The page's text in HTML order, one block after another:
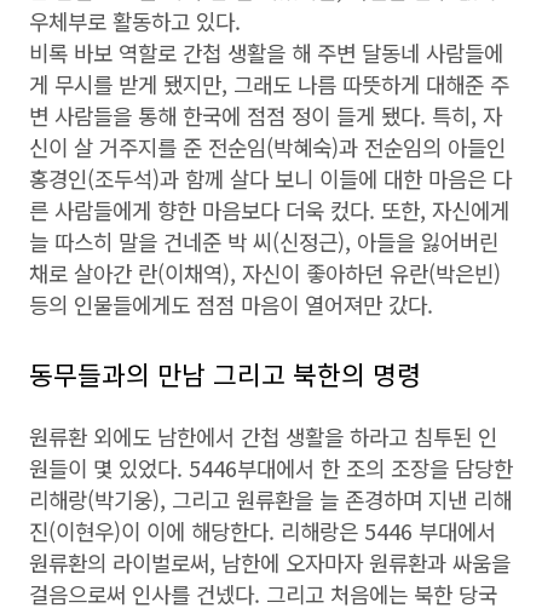
우체부로 활동하고 있다.
비록 바보 역할로 간첩 생활을 해 주변 달동네 사람들에
게 무시를 받게 됐지만, 그래도 나름 따뜻하게 대해준 주
변 사람들을 통해 한국에 점점 정이 들게 됐다. 특히, 자
신이 살 거주지를 준 전순임(박혜숙)과 전순임의 아들인
홍경인(조두석)과 함께 살다 보니 이들에 대한 마음은 다
른 사람들에게 향한 마음보다 더욱 컸다. 또한, 자신에게
늘 따스히 말을 건네준 박 씨(신정근), 아들을 잃어버린
채로 살아간 란(이채역), 자신이 좋아하던 유란(박은빈)
등의 인물들에게도 점점 마음이 열어져만 갔다.
동무들과의 만남 그리고 북한의 명령
원류환 외에도 남한에서 간첩 생활을 하라고 침투된 인
원들이 몇 있었다. 5446부대에서 한 조의 조장을 담당한
리해랑(박기웅), 그리고 원류환을 늘 존경하며 지낸 리해
진(이현우)이 이에 해당한다. 리해랑은 5446 부대에서
원류환의 라이벌로써, 남한에 오자마자 원류환과 싸움을
걸음으로써 인사를 건넸다. 그리고 처음에는 북한 당국